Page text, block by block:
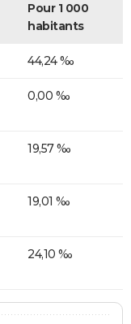
Pour 1 000
habitants
44,24 ‰
0,00 ‰
19,57 ‰
19,01 ‰
24,10 ‰